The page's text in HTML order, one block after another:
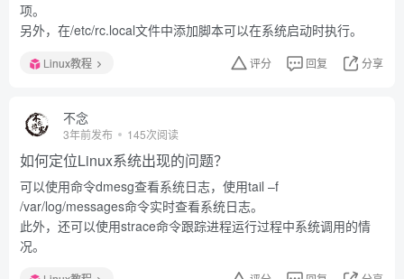
项。
另外，在/etc/rc.local文件中添加脚本可以在系统启动时执行。
Linux教程 评分 回复 分享
不念
3年前发布 145次阅读
如何定位Linux系统出现的问题？
可以使用命令dmesg查看系统日志，使用tail –f
/var/log/messages命令实时查看系统日志。
此外，还可以使用strace命令跟踪进程运行过程中系统调用的情
况。